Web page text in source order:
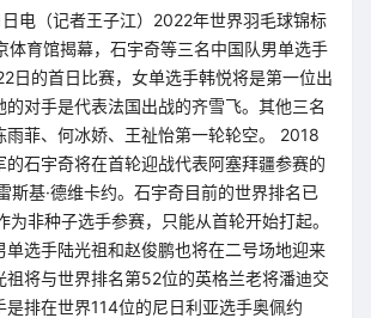
电（记者王子江）2022年世界羽毛球锦标
体育馆揭幕，石宇奇等三名中国队男单选手
日的首日比赛，女单选手韩悦将是第一位出
的对手是代表法国出战的齐雪飞。其他三名
雨菲、何冰娇、王祉怡第一轮轮空。 2018
的石宇奇将在首轮迎战代表阿塞拜疆参赛的
斯基·德维卡约。石宇奇目前的世界排名已
为非种子选手参赛，只能从首轮开始打起。
单选手陆光祖和赵俊鹏也将在二号场地迎来
祖将与世界排名第52位的英格兰老将潘迪交
是排在世界114位的尼日利亚选手奥佩约